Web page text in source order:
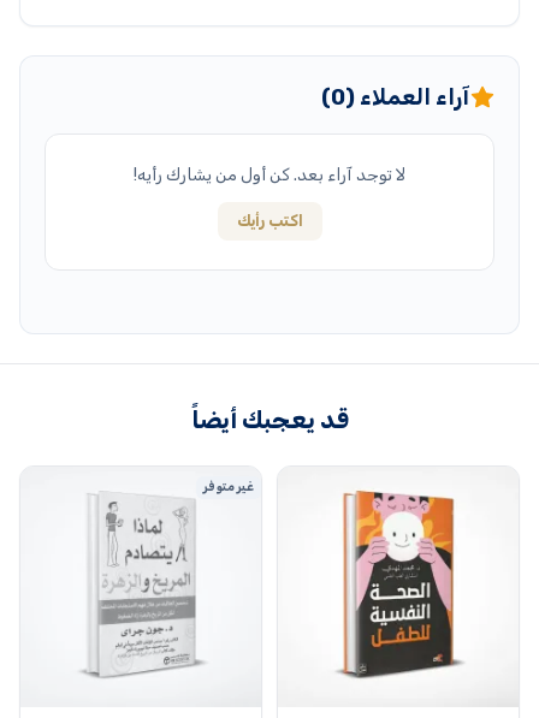
آراء العملاء (0)
لا توجد آراء بعد. كن أول من يشارك رأيه!
اكتب رأيك
قد يعجبك أيضاً
غير متوفر